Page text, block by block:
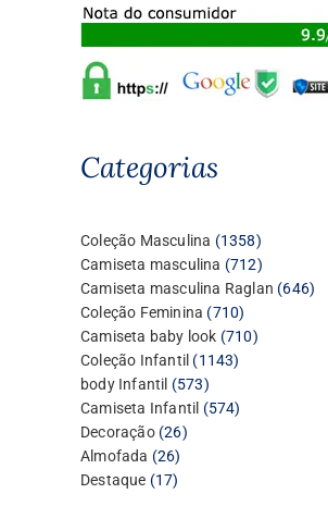
Categorias
Coleção Masculina 13581358
produtos
Camiseta masculina 712712
produtos
Camiseta masculina Raglan 646646
Coleção Feminina 710710
produtos
Camiseta baby look 710710
Coleção Infantil 11431143
body Infantil 573573
produtos
Camiseta Infantil 574574
Decoração 2626
Almofada 2626
produtos
Destaque 1717